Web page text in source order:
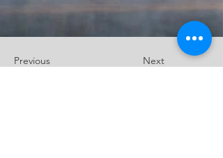
Previous Next